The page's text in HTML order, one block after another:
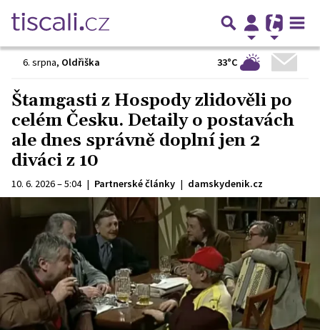
6. srpna, Oldřiška 33°C
Štamgasti z Hospody zlidověli po
celém Česku. Detaily o postavách
ale dnes správně doplní jen 2
diváci z 10
10. 6. 2026 – 5:04 | Partnerské články | damskydenik.cz